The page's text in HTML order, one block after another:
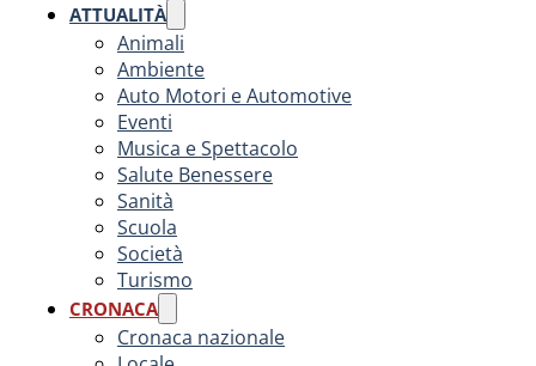
ATTUALITÀ
Animali
Ambiente
Auto Motori e Automotive
Eventi
Musica e Spettacolo
Salute Benessere
Sanità
Scuola
Società
Turismo
CRONACA
Cronaca nazionale